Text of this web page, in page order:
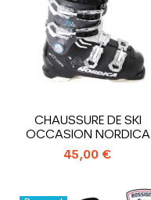
CHAUSSURE DE SKI
OCCASION NORDICA
CRUISE 75 X WR
45,00 €